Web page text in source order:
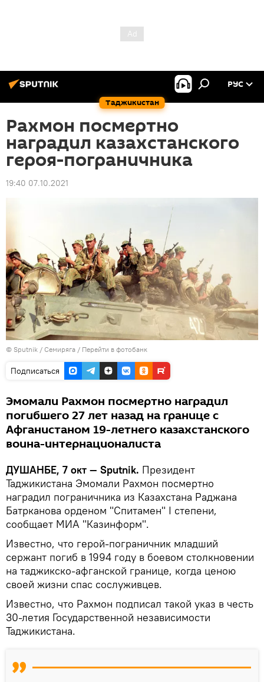
Таджикистан
РУС
Рахмон посмертно
наградил казахстанского
героя-пограничника
19:40 07.10.2021
© Sputnik / Семиряга / Перейти в фотобанк
Подписаться
Эмомали Рахмон посмертно наградил
погибшего 27 лет назад на границе с
Афганистаном 19-летнего казахстанского
воина-интернационалиста
ДУШАНБЕ, 7 окт — Sputnik. Президент
Таджикистана Эмомали Рахмон посмертно
наградил пограничника из Казахстана Раджана
Батрканова орденом "Спитамен" I степени,
сообщает МИА "Казинформ".
Известно, что герой-пограничник младший
сержант погиб в 1994 году в боевом столкновении
на таджикско-афганской границе, когда ценою
своей жизни спас сослуживцев.
Известно, что Рахмон подписал такой указ в честь
30-летия Государственной независимости
Таджикистана.